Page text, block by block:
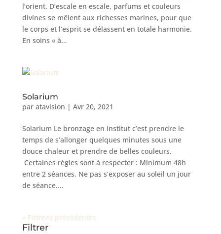
l’orient. D’escale en escale, parfums et couleurs
divines se mêlent aux richesses marines, pour que
le corps et l’esprit se délassent en totale harmonie.
En soins « à...
Solarium
par atavision | Avr 20, 2021
Solarium Le bronzage en Institut c’est prendre le
temps de s’allonger quelques minutes sous une
douce chaleur et prendre de belles couleurs.
Certaines règles sont à respecter : Minimum 48h
entre 2 séances. Ne pas s’exposer au soleil un jour
de séance....
« Entrées précédentes
Filtrer